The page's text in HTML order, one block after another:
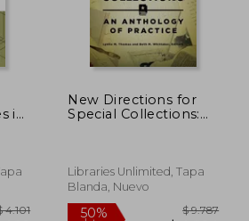
in
New Directions for
Special Collections:
Libraries Unlimited, Tapa
Blanda, Nuevo